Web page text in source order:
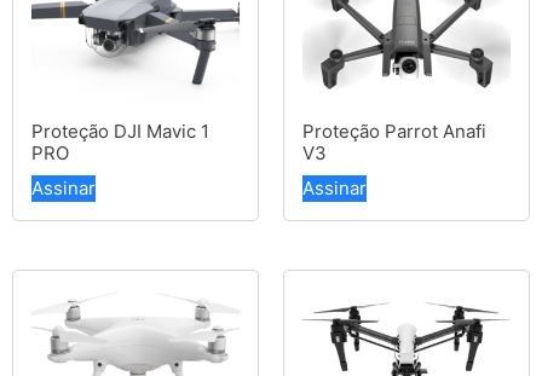
Proteção DJI Mavic 1
PRO
Assinar
Proteção Parrot Anafi
V3
Assinar